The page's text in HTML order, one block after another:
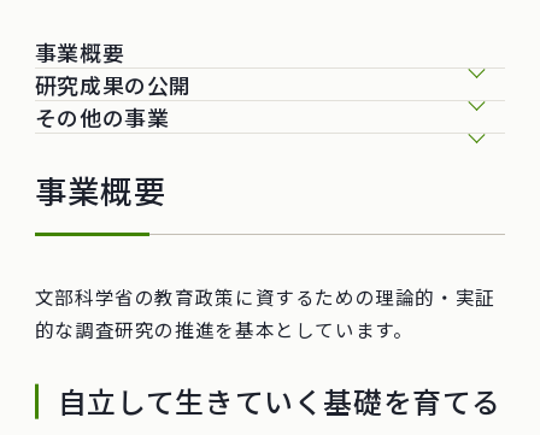
事業概要
研究成果の公開
その他の事業
事業概要
文部科学省の教育政策に資するための理論的・実証
的な調査研究の推進を基本としています。
自立して生きていく基礎を育てる